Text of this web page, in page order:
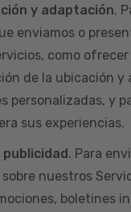
y adaptación.
enviamos o
como ofrecer
de la ubicación y
personalizadas, y
sus experiencias.
. Para
nuestros
boletines